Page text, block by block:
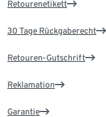
Retourenetikett
30 Tage Rückgaberecht
Retouren-Gutschrift
Reklamation
Garantie